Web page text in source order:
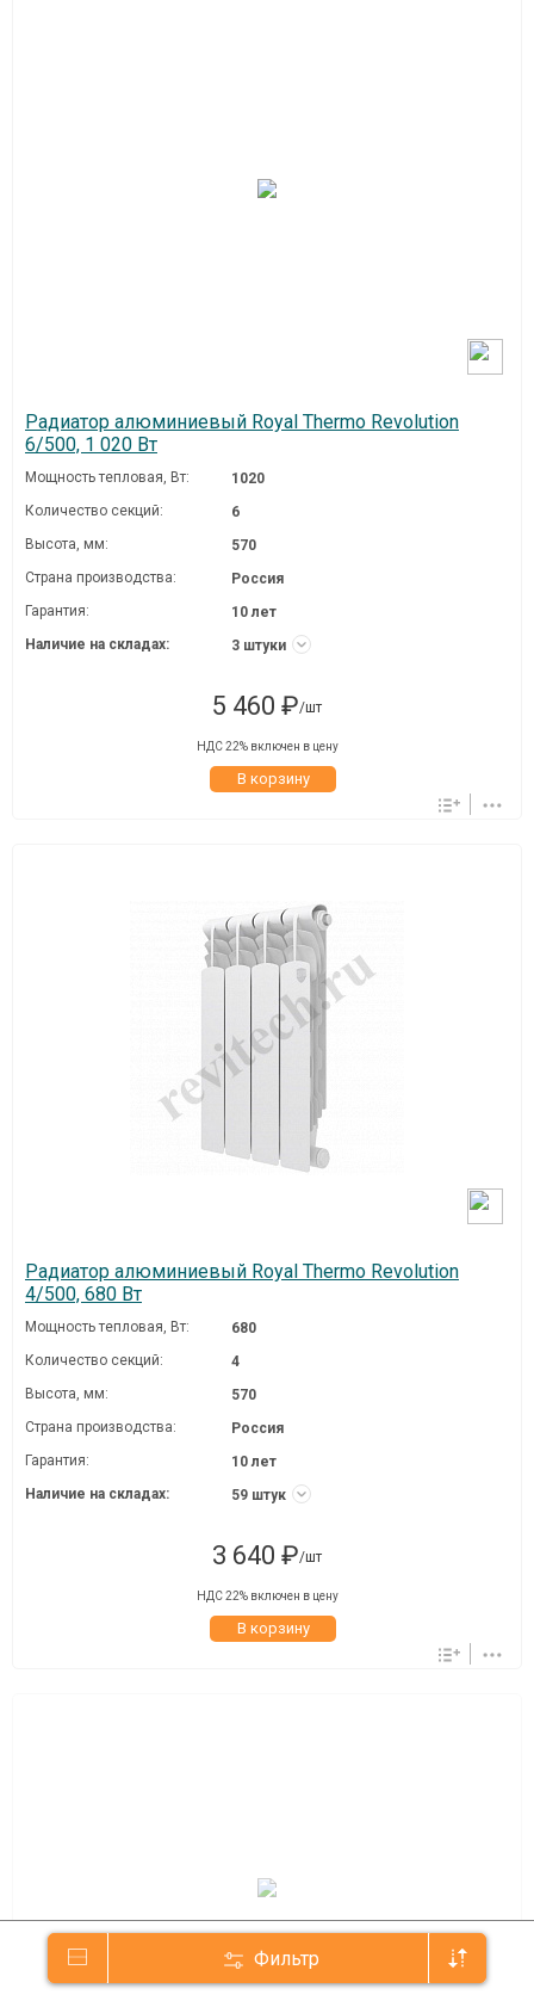
Фильтр
Радиатор алюминиевый Royal Thermo Revolution
6/500, 1 020 Вт
Мощность тепловая, Вт:
1020
Количество секций:
6
Высота, мм:
570
Страна производства:
Россия
Гарантия:
10 лет
Наличие на складах:
3 штуки
5 460 ₽/шт
НДС 22% включен в цену
В корзину
Радиатор алюминиевый Royal Thermo Revolution
4/500, 680 Вт
Мощность тепловая, Вт:
680
Количество секций:
4
Высота, мм:
570
Страна производства:
Россия
Гарантия:
10 лет
Наличие на складах:
59 штук
3 640 ₽/шт
НДС 22% включен в цену
В корзину